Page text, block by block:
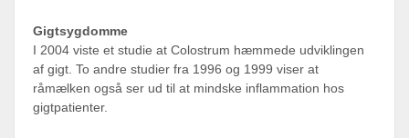
Gigtsygdomme
I 2004 viste et studie at Colostrum hæmmede udviklingen
af gigt. To andre studier fra 1996 og 1999 viser at
råmælken også ser ud til at mindske inflammation hos
gigtpatienter.